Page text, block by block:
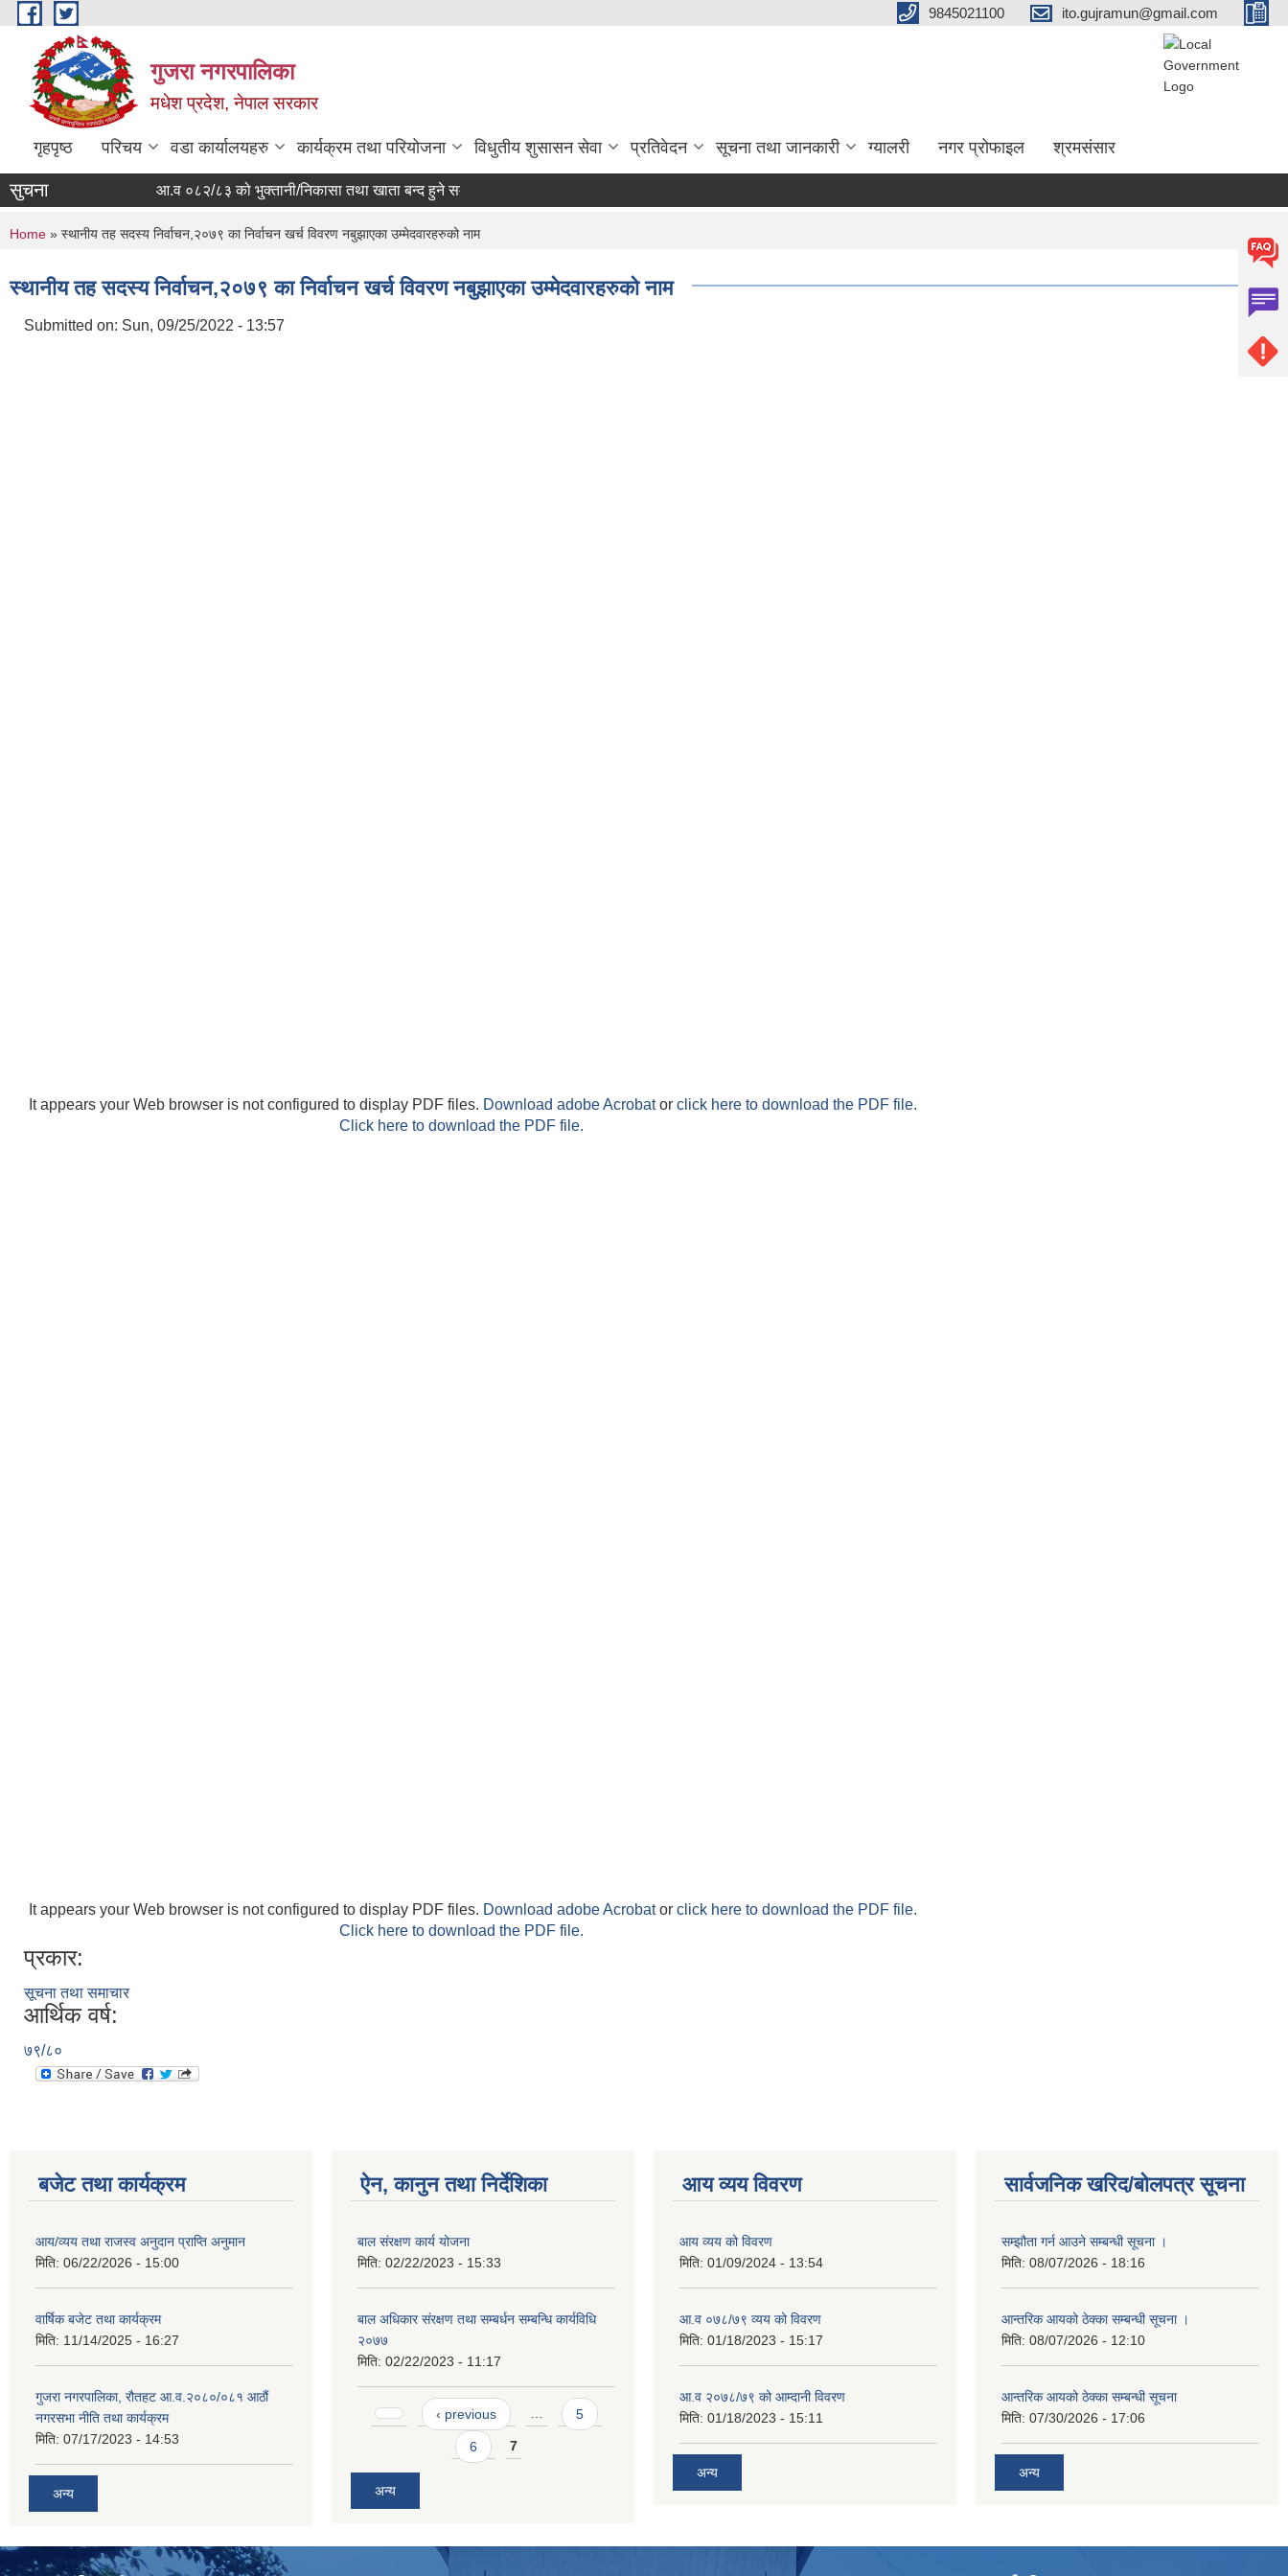
Skip to main content 9845021100 ito.gujramun@gmail.com
गुजरा नगरपालिका
मधेश प्रदेश, नेपाल सरकार
गृहपृष्ठ परिचय वडा कार्यालयहरु कार्यक्रम तथा परियोजना विधुतीय शुसासन सेवा प्रतिवेदन सूचना तथा जानकारी ग्यालरी नगर प्रोफाइल श्रमसंसार
सुचना आ.व ०८२/८३ को भु्क्तानी/निकासा तथा खाता बन्द हुने सम्बन्धमा ।
You are here
Home » स्थानीय तह सदस्य निर्वाचन,२०७९ का निर्वाचन खर्च विवरण नबुझाएका उम्मेदवारहरुको नाम
स्थानीय तह सदस्य निर्वाचन,२०७९ का निर्वाचन खर्च विवरण नबुझाएका उम्मेदवारहरुको नाम
Submitted on: Sun, 09/25/2022 - 13:57
It appears your Web browser is not configured to display PDF files. Download adobe Acrobator click here to download the PDF file.
Click here to download the PDF file.
It appears your Web browser is not configured to display PDF files. Download adobe Acrobator click here to download the PDF file.
Click here to download the PDF file.
प्रकार:
सूचना तथा समाचार
आर्थिक वर्ष:
७९/८०
बजेट तथा कार्यक्रम
आय/व्यय तथा राजस्व अनुदान प्राप्ति अनुमान
मिति: 06/22/2026 - 15:00
वार्षिक बजेट तथा कार्यक्रम
मिति: 11/14/2025 - 16:27
गुजरा नगरपालिका, रौतहट आ.व.२०८०/०८१ आठौं
नगरसभा नीति तथा कार्यक्रम
मिति: 07/17/2023 - 14:53
अन्य
ऐन, कानुन तथा निर्देशिका
बाल संरक्षण कार्य योजना
मिति: 02/22/2023 - 15:33
बाल अधिकार संरक्षण तथा सम्बर्धन सम्बन्धि कार्यविधि
२०७७
मिति: 02/22/2023 - 11:17
Pages ‹ previous … 5
6 7
अन्य
आय व्यय विवरण
आय व्यय को विवरण
मिति: 01/09/2024 - 13:54
आ.व ०७८/७९ व्यय को विवरण
मिति: 01/18/2023 - 15:17
आ.व २०७८/७९ को आम्दानी विवरण
मिति: 01/18/2023 - 15:11
अन्य
सार्वजनिक खरिद/बोलपत्र सूचना
सम्झौता गर्न आउने सम्बन्धी सूचना ।
मिति: 08/07/2026 - 18:16
आन्तरिक आयको ठेक्का सम्बन्धी सूचना ।
मिति: 08/07/2026 - 12:10
आन्तरिक आयको ठेक्का सम्बन्धी सूचना
मिति: 07/30/2026 - 17:06
अन्य